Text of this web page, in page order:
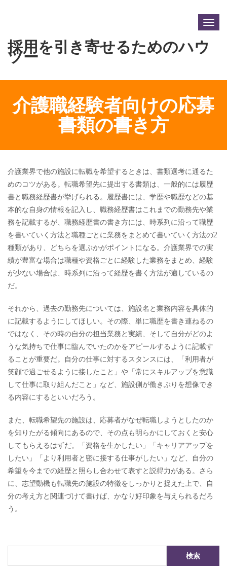
採用を引き寄せるためのハウ
ツー
介護職経験者向けの応募
書類の書き方
介護業界で他の施設に転職を希望するときは、書類選考に通るた
めのコツがある。転職希望先に提出する書類は、一般的には履歴
書と職務経歴書が挙げられる。履歴書には、学歴や職歴などの基
本的な自身の情報を記入し、職務経歴書はこれまでの勤務先や業
務を記載するが、職務経歴書の書き方には、時系列に沿って職歴
を書いていく方法と職種ごとに業務をまとめて書いていく方法の2
種類があり、どちらを選ぶかがポイントになる。介護業界での実
績が豊富な場合は職種や資格ごとに経験した業務をまとめ、経験
が少ない場合は、時系列に沿って経歴を書く方法が適しているの
だ。
それから、過去の勤務先については、施設名と業務内容を具体的
に記載するようにしてほしい。その際、単に職歴を書き連ねるの
ではなく、その時の自分の担当業務と実績、そして自分がどのよ
うな気持ちで仕事に臨んでいたのかをアピールするように記載す
ることが重要だ。自分の仕事に対するスタンスには、「利用者が
笑顔で過ごせるように接したこと」や「常にスキルアップを意識
して仕事に取り組んだこと」など、施設側が働きぶりを想像でき
る内容にするといいだろう。
また、転職希望先の施設は、応募者がなぜ転職しようとしたのか
を知りたがる傾向にあるので、その点も明らかにしておくと安心
してもらえるはずだ。「資格を生かしたい」「キャリアアップを
したい」「より利用者と密に接する仕事がしたい」など、自分の
希望を今までの経歴と照らし合わせて表すと説得力がある。さら
に、志望動機も転職先の施設の特徴をしっかりと捉えた上で、自
分の考え方と関連づけて書けば、かなり好印象を与えられるだろ
う。